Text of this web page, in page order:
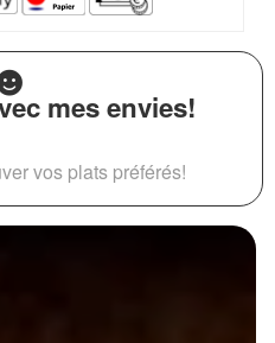
mes envies!
vos plats préférés!